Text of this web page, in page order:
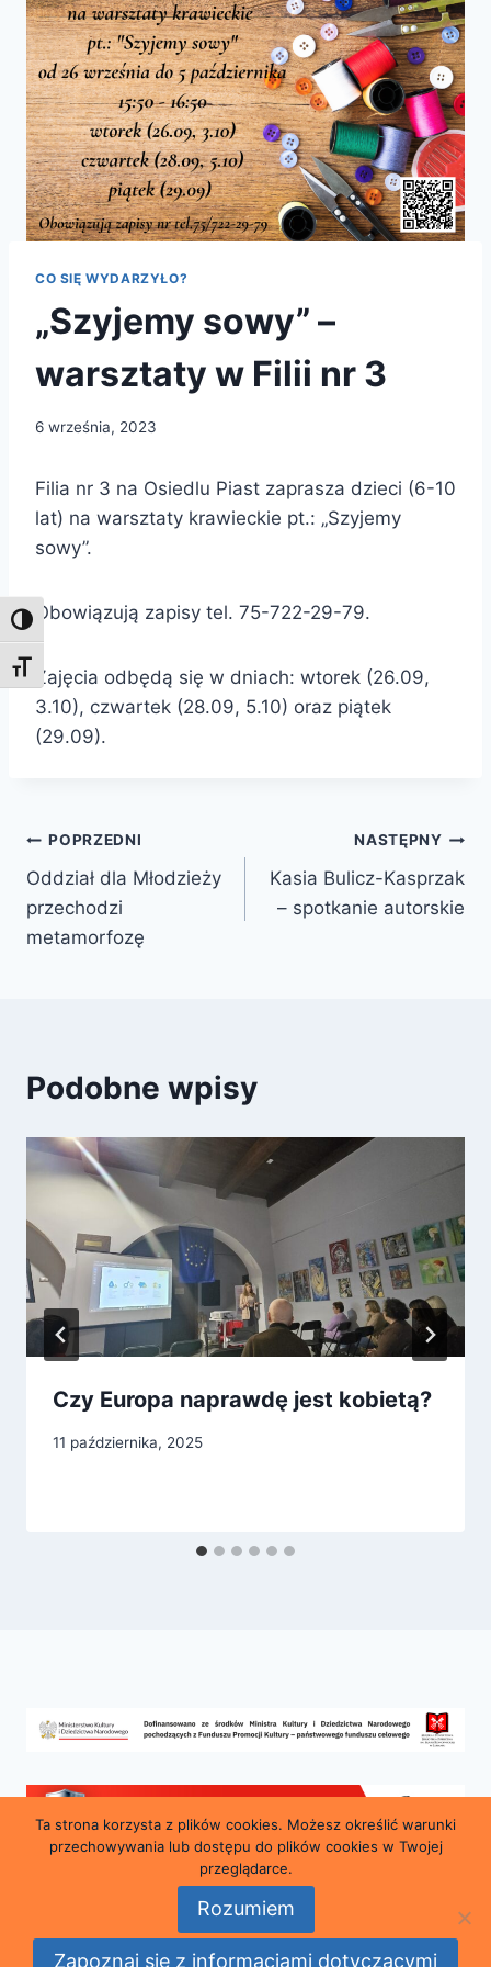
Toggle High Contrast
Toggle Font size
CO SIĘ WYDARZYŁO?
„Szyjemy sowy” –
warsztaty w Filii nr 3
6 września, 2023
Filia nr 3 na Osiedlu Piast zaprasza dzieci (6-10
lat) na warsztaty krawieckie pt.: „Szyjemy
sowy”.
Obowiązują zapisy tel. 75-722-29-79.
Zajęcia odbędą się w dniach: wtorek (26.09,
3.10), czwartek (28.09, 5.10) oraz piątek
(29.09).
Nawigacja
wpisu
POPRZEDNI
Oddział dla Młodzieży
przechodzi
metamorfozę
NASTĘPNY
Kasia Bulicz-Kasprzak
– spotkanie autorskie
Podobne wpisy
Czy Europa naprawdę jest kobietą?
11 października, 2025
© 2026 Miejska i Powiatowa Biblioteka Publiczna
Ta strona korzysta z plików cookies. Możesz określić warunki
przechowywania lub dostępu do plików cookies w Twojej
przeglądarce.
Rozumiem
Zapoznaj się z informacjami dotyczącymi